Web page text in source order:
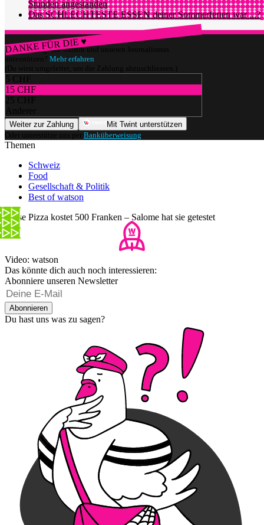
Stunden angestanden
Das SCHLECHTESTE ESSEN deiner Sommerferien war ...?
DANKE FÜR DIE ♥
Würdest du gerne watson und unseren Journalismus
unterstützen? Mehr erfahren
(Du wirst umgeleitet, um die Zahlung abzuschliessen.)
5 CHF
15 CHF
25 CHF
Anderer
Weiter zur Zahlung
Mit Twint unterstützen
Oder unterstütze uns per Banküberweisung
Themen
Schweiz
Food
Gesellschaft & Politik
Best of watson
Diese Pizza kostet 500 Franken – Salome hat sie getestet
Video: watson
Das könnte dich auch noch interessieren:
Abonniere unseren Newsletter
Abonnieren
Du hast uns was zu sagen?